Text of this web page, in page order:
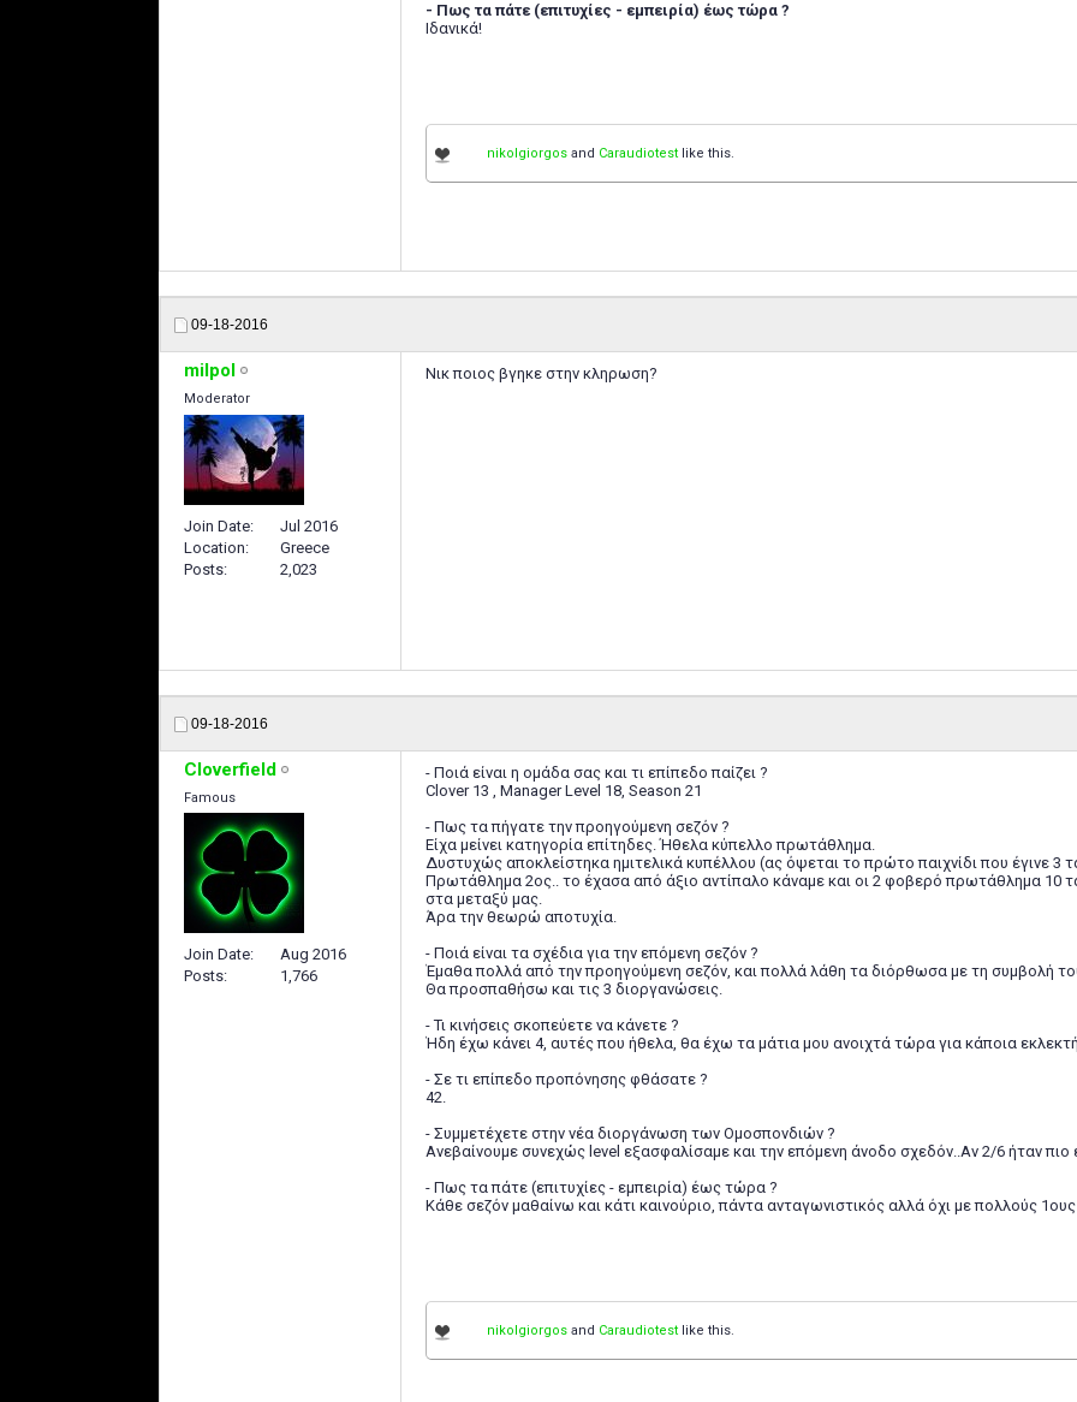
- Πως τα πάτε (επιτυχίες - εμπειρία) έως τώρα ?
Ιδανικά!
nikolgiorgos and Caraudiotest like this.
09-18-2016
milpol
Moderator
Join Date
Jul 2016
Location
Greece
Posts
2,023
Νικ ποιος βγηκε στην κληρωση?
09-18-2016
Cloverfield
Famous
Join Date
Aug 2016
Posts
1,766
- Ποιά είναι η ομάδα σας και τι επίπεδο παίζει ?
Clover 13 , Manager Level 18, Season 21
- Πως τα πήγατε την προηγούμενη σεζόν ?
Είχα μείνει κατηγορία επίτηδες. Ήθελα κύπελλο πρωτάθλημα.
Δυστυχώς αποκλείστηκα ημιτελικά κυπέλλου (ας όψεται το πρώτο παιχνίδι που έγινε 3
Πρωτάθλημα 2ος.. το έχασα από άξιο αντίπαλο κάναμε και οι 2 φοβερό πρωτάθλημα 10
στα μεταξύ μας.
Άρα την θεωρώ αποτυχία.
- Ποιά είναι τα σχέδια για την επόμενη σεζόν ?
Έμαθα πολλά από την προηγούμενη σεζόν, και πολλά λάθη τα διόρθωσα με τη συμβολή
Θα προσπαθήσω και τις 3 διοργανώσεις.
- Τι κινήσεις σκοπεύετε να κάνετε ?
Ήδη έχω κάνει 4, αυτές που ήθελα, θα έχω τα μάτια μου ανοιχτά τώρα για κάποια
- Σε τι επίπεδο προπόνησης φθάσατε ?
42.
- Συμμετέχετε στην νέα διοργάνωση των Ομοσπονδιών ?
Ανεβαίνουμε συνεχώς level εξασφαλίσαμε και την επόμενη άνοδο σχεδόν..Αν 2/6 ήταν
- Πως τα πάτε (επιτυχίες - εμπειρία) έως τώρα ?
Κάθε σεζόν μαθαίνω και κάτι καινούριο, πάντα ανταγωνιστικός αλλά όχι με πολλούς
nikolgiorgos and Caraudiotest like this.